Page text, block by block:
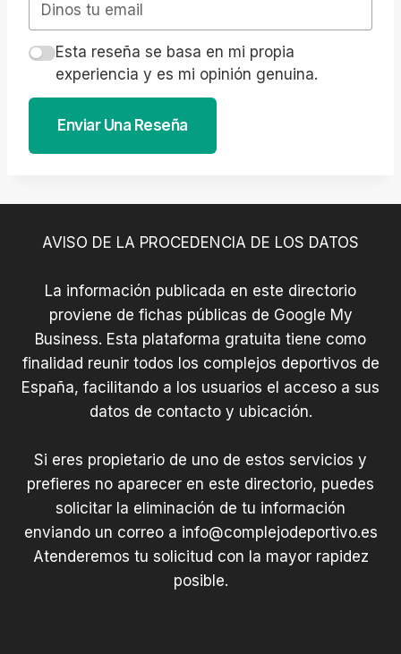
Esta reseña se basa en mi propia
experiencia y es mi opinión genuina.
Enviar Una Reseña
AVISO DE LA PROCEDENCIA DE LOS DATOS
La información publicada en este directorio
proviene de fichas públicas de Google My
Business. Esta plataforma gratuita tiene como
finalidad reunir todos los complejos deportivos de
España, facilitando a los usuarios el acceso a sus
datos de contacto y ubicación.
Si eres propietario de uno de estos servicios y
prefieres no aparecer en este directorio, puedes
solicitar la eliminación de tu información
enviando un correo a info@complejodeportivo.es
Atenderemos tu solicitud con la mayor rapidez
posible.